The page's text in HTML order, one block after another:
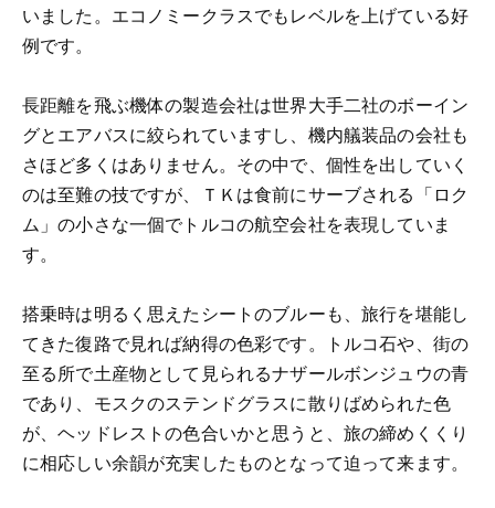
いました。エコノミークラスでもレベルを上げている好
例です。
長距離を飛ぶ機体の製造会社は世界大手二社のボーイン
グとエアバスに絞られていますし、機内艤装品の会社も
さほど多くはありません。その中で、個性を出していく
のは至難の技ですが、ＴＫは食前にサーブされる「ロク
ム」の小さな一個でトルコの航空会社を表現していま
す。
搭乗時は明るく思えたシートのブルーも、旅行を堪能し
てきた復路で見れば納得の色彩です。トルコ石や、街の
至る所で土産物として見られるナザールボンジュウの青
であり、モスクのステンドグラスに散りばめられた色
が、ヘッドレストの色合いかと思うと、旅の締めくくり
に相応しい余韻が充実したものとなって迫って来ます。